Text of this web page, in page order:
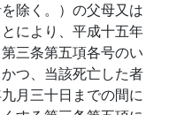
除く。）の父母又は
により、平成十五年
三条第五項各号のい
つ、当該死亡した者
月三十日までの間に